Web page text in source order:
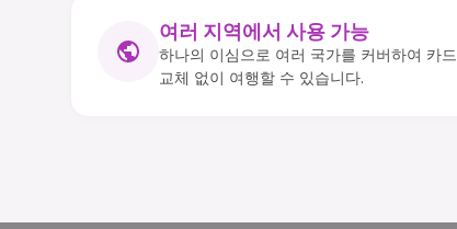
여러 지역에서 사용 가능
하나의 이심으로 여러 국가를 커버하여 카드
교체 없이 여행할 수 있습니다.